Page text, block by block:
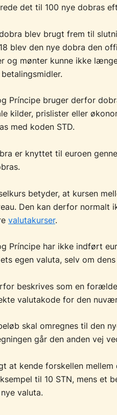
det til 100 nye dobras
blev brugt frem til
blev den nye dobra den
og mønter kunne ikke
Príncipe bruger derfor
kilder, pris­lister eller
med koden STD.
er knyttet til euroen
betyder, at kursen
Den kan derfor normalt
valutakurser.
Príncipe har ikke indført
egen valuta, selv om
beskrives som en
valutakode for den
skal omregnes til den
går den anden vej
at kende forskellen
til 10 STN, mens et
valuta.